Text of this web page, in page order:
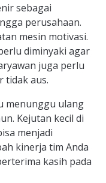
sebagai
perusahaan.
mesin motivasi.
diminyaki agar
juga perlu
tidak aus.
menunggu ulang
Kejutan kecil di
menjadi
kinerja tim Anda
kasih pada